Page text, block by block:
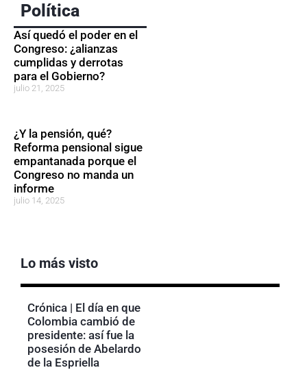
Política
Así quedó el poder en el
Congreso: ¿alianzas
cumplidas y derrotas
para el Gobierno?
julio 21, 2025
¿Y la pensión, qué?
Reforma pensional sigue
empantanada porque el
Congreso no manda un
informe
julio 14, 2025
Lo más visto
Crónica | El día en que
Colombia cambió de
presidente: así fue la
posesión de Abelardo
de la Espriella